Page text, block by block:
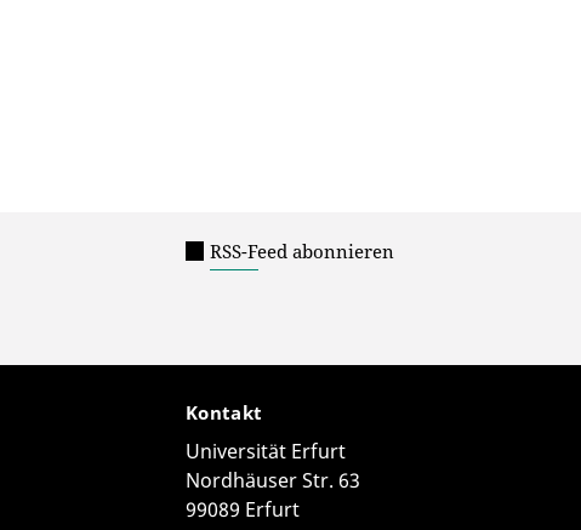
RSS-Feed abonnieren
Kontakt
Universität Erfurt
Nordhäuser Str. 63
99089 Erfurt